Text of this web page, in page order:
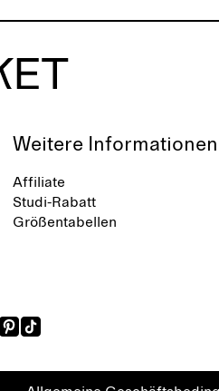
Weitere Informationen
Affiliate
Studi-Rabatt
Größentabellen